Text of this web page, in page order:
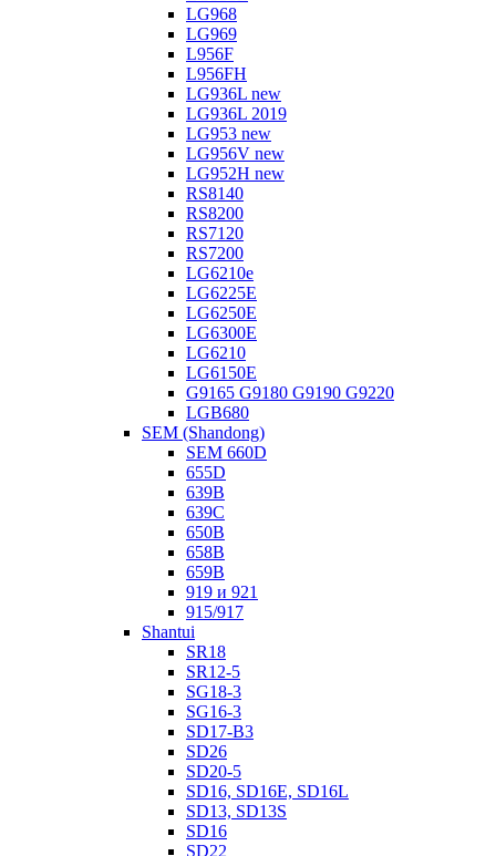
LG968
LG969
L956F
L956FH
LG936L new
LG936L 2019
LG953 new
LG956V new
LG952H new
RS8140
RS8200
RS7120
RS7200
LG6210e
LG6225E
LG6250E
LG6300E
LG6210
LG6150E
G9165 G9180 G9190 G9220
LGB680
SEM (Shandong)
SEM 660D
655D
639B
639С
650B
658B
659B
919 и 921
915/917
Shantui
SR18
SR12-5
SG18-3
SG16-3
SD17-B3
SD26
SD20-5
SD16, SD16E, SD16L
SD13, SD13S
SD16
SD22